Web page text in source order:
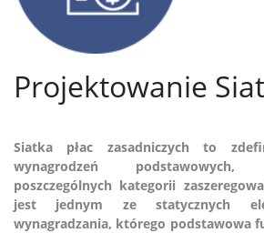
Projektowanie
Siatka płac zasadniczych to
wynagrodzeń
poszczególnych kategorii
jest jednym ze statycznych
wynagradzania, którego podstawowa